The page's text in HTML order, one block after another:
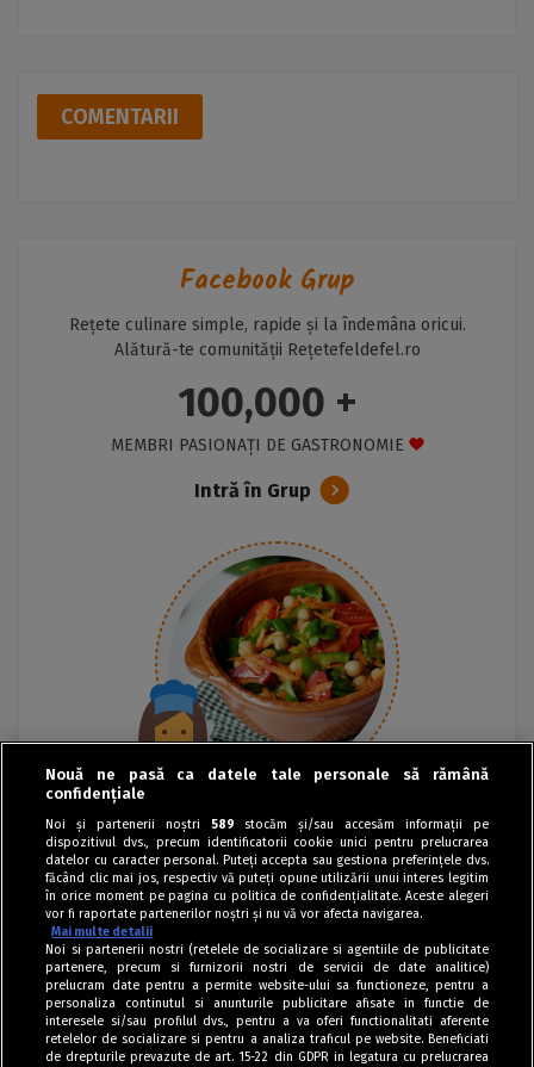
COMENTARII
Facebook Grup
Rețete culinare simple, rapide și la îndemâna oricui.
Alătură-te comunității Rețetefeldefel.ro
100,000 +
MEMBRI PASIONAȚI DE GASTRONOMIE
Intră în Grup
Nouă ne pasă ca datele tale personale să rămână
confidențiale
Noi și partenerii noștri 589 stocăm și/sau accesăm informații pe
dispozitivul dvs., precum identificatorii cookie unici pentru prelucrarea
datelor cu caracter personal. Puteți accepta sau gestiona preferințele dvs.
făcând clic mai jos, respectiv vă puteți opune utilizării unui interes legitim
în orice moment pe pagina cu politica de confidențialitate. Aceste alegeri
vor fi raportate partenerilor noștri și nu vă vor afecta navigarea.
Mai multe detalii
Noi si partenerii nostri (retelele de socializare si agentiile de publicitate
partenere, precum si furnizorii nostri de servicii de date analitice)
prelucram date pentru a permite website-ului sa functioneze, pentru a
personaliza continutul si anunturile publicitare afisate in functie de
interesele si/sau profilul dvs., pentru a va oferi functionalitati aferente
retelelor de socializare si pentru a analiza traficul pe website. Beneficiati
de drepturile prevazute de art. 15-22 din GDPR in legatura cu prelucrarea